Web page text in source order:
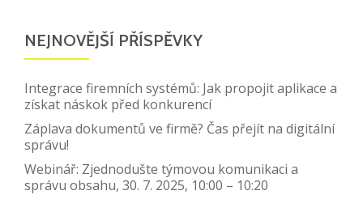
NEJNOVĚJŠÍ PŘÍSPĚVKY
Integrace firemních systémů: Jak propojit aplikace a
získat náskok před konkurencí
Záplava dokumentů ve firmě? Čas přejít na digitální
správu!
Webinář: Zjednodušte týmovou komunikaci a
správu obsahu, 30. 7. 2025, 10:00 – 10:20